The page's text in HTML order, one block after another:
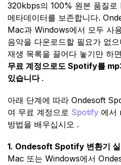
320kbps의 100% 원본 품질로
메타데이터를 보존합니다.
Mac과 Windows에서 모두 사
음악을 다운로드할 필요가 없
재생 목록을 끌어다 놓기만 하
무료 계정으로도 Spotify를
있습니다 .
아래 단계에 따라 Ondesoft
여 무료 계정으로 Spotify 에서
방법을 배우십시오 .
1. Ondesoft Spotify 변환기
Mac 또는 Windows에서